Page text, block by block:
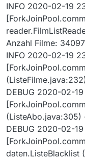
INFO 2020-02-19
Anzahl Filme:
INFO 2020-02-19
DEBUG 2020-02-
(ListeAbo.java:305)
DEBUG 2020-02-
daten.ListeBlacklist